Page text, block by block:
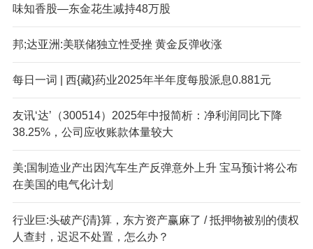
味知香股—东金花生减持48万股
邦;达亚洲:美联储独立性受挫 黄金反弹收涨
每日一词 | 西{藏}药业2025年半年度每股派息0.881元
友讯‘达’（300514）2025年中报简析：净利润同比下降
38.25%，公司应收账款体量较大
美;国制造业产出因汽车生产反弹意外上升 宝马预计将公布
在美国的电气化计划
行业巨:头破产{清}算，东方资产赢麻了 / 抵押物被别的债权
人查封，迟迟不处置，怎么办？